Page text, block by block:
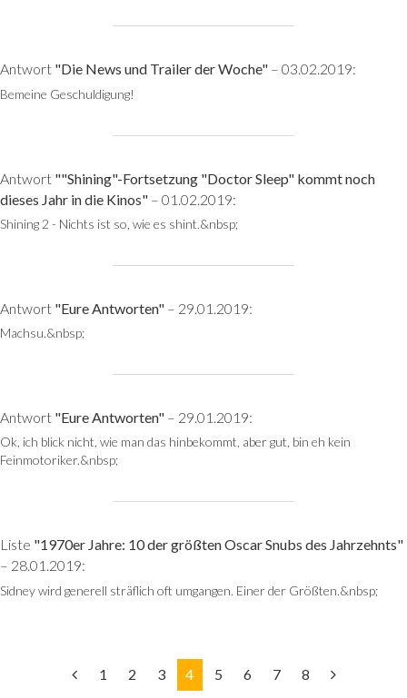
Antwort "Die News und Trailer der Woche" – 03.02.2019:
Bemeine Geschuldigung!
Antwort ""Shining"-Fortsetzung "Doctor Sleep" kommt noch
dieses Jahr in die Kinos" – 01.02.2019:
Shining 2 - Nichts ist so, wie es shint.&nbsp;
Antwort "Eure Antworten" – 29.01.2019:
Machsu.&nbsp;
Antwort "Eure Antworten" – 29.01.2019:
Ok, ich blick nicht, wie man das hinbekommt, aber gut, bin eh kein
Feinmotoriker.&nbsp;
Liste "1970er Jahre: 10 der größten Oscar Snubs des Jahrzehnts"
– 28.01.2019:
Sidney wird generell sträflich oft umgangen. Einer der Größten.&nbsp;
1 2 3 4 5 6 7 8